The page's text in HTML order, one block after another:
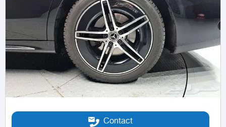
Contact